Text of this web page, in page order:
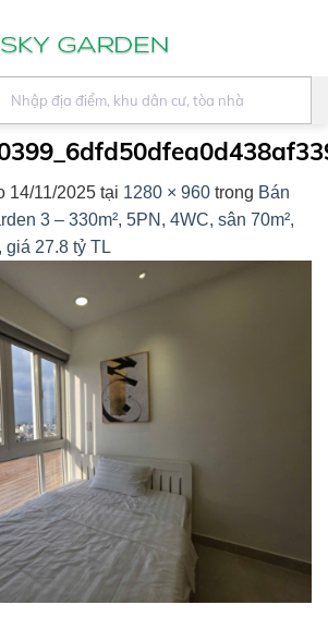
14/11/2025 tại 1280 × 960 trong Bán
3 – 330m², 5PN, 4WC, sân 70m²,
giá 27.8 tỷ TL